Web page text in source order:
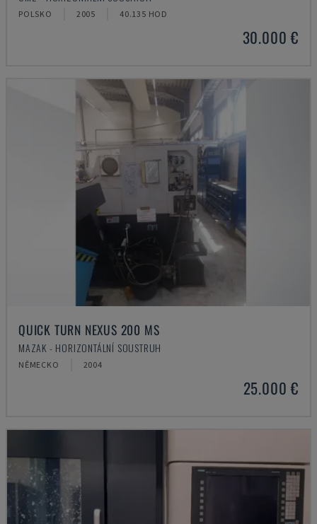
POLSKO 2005 40.135 HOD
30.000 €
QUICK TURN NEXUS 200 MS
MAZAK - HORIZONTÁLNÍ SOUSTRUH
NĚMECKO 2004
25.000 €